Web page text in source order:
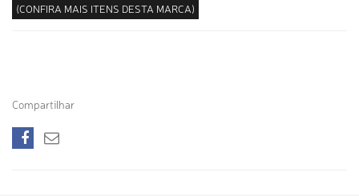
(CONFIRA MAIS ITENS DESTA MARCA)
Compartilhar